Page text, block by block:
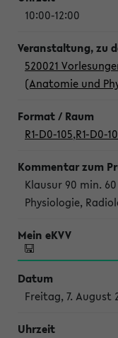
10:00-12:00
520021
(Anatomie und
R1-D0-105,R1-D0-
Klausur 90 min.
Physiologie,
Freitag, 7. August